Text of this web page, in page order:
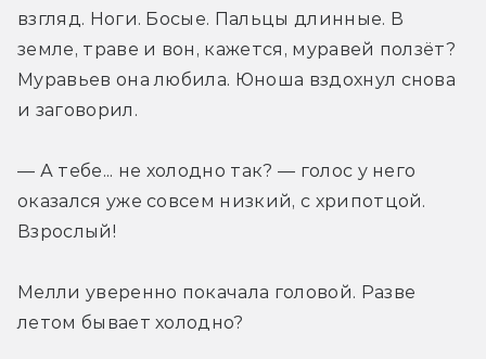
взгляд. Ноги. Босые. Пальцы длинные. В
земле, траве и вон, кажется, муравей ползёт?
Муравьев она любила. Юноша вздохнул снова
и заговорил.
— А тебе... не холодно так? — голос у него
оказался уже совсем низкий, с хрипотцой.
Взрослый!
Мелли уверенно покачала головой. Разве
летом бывает холодно?